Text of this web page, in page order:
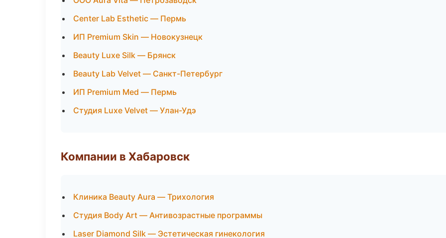
Center Lab Esthetic — Пермь
ИП Premium Skin — Новокузнецк
Beauty Luxe Silk — Брянск
Beauty Lab Velvet — Санкт-Петербург
ИП Premium Med — Пермь
Студия Luxe Velvet — Улан-Удэ
Компании в Хабаровск
Клиника Beauty Aura — Трихология
Студия Body Art — Антивозрастные программы
Laser Diamond Silk — Эстетическая гинекология